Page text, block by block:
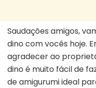
Saudações amigos,
dino com vocês hoje.
agradecer ao
dino é muito fácil de
de amigurumi ideal